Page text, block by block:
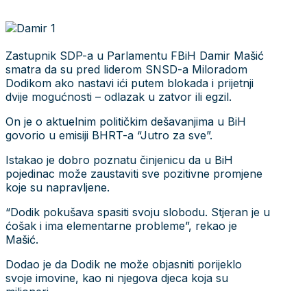
Zastupnik SDP-a u Parlamentu FBiH Damir Mašić
smatra da su pred liderom SNSD-a Miloradom
Dodikom ako nastavi ići putem blokada i prijetnji
dvije mogućnosti – odlazak u zatvor ili egzil.
On je o aktuelnim političkim dešavanjima u BiH
govorio u emisiji BHRT-a “Jutro za sve”.
Istakao je dobro poznatu činjenicu da u BiH
pojedinac može zaustaviti sve pozitivne promjene
koje su napravljene.
“Dodik pokušava spasiti svoju slobodu. Stjeran je u
ćošak i ima elementarne probleme”, rekao je
Mašić.
Dodao je da Dodik ne može objasniti porijeklo
svoje imovine, kao ni njegova djeca koja su